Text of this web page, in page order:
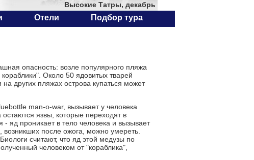
Высокие Татры, декабрь
Отели Подбор тура
опасность: возле популярного пляжа
Около 50 ядовитых тварей
других пляжах острова купаться может
man-o-war, вызывает у человека
язвы, которые переходят в
яд проникает в тело человека и вызывает
возникших после ожога, можно умереть.
считают, что яд этой медузы по
человеком от "кораблика",